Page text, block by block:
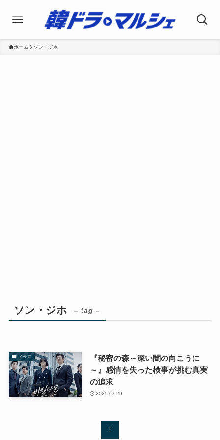
ホーム ソン・ジホ
ソン・ジホ – tag –
ドラマ
『秘密の森～深い闇の向こうに
～』感情を失った検事が挑む真実
の追求
2025-07-29
1